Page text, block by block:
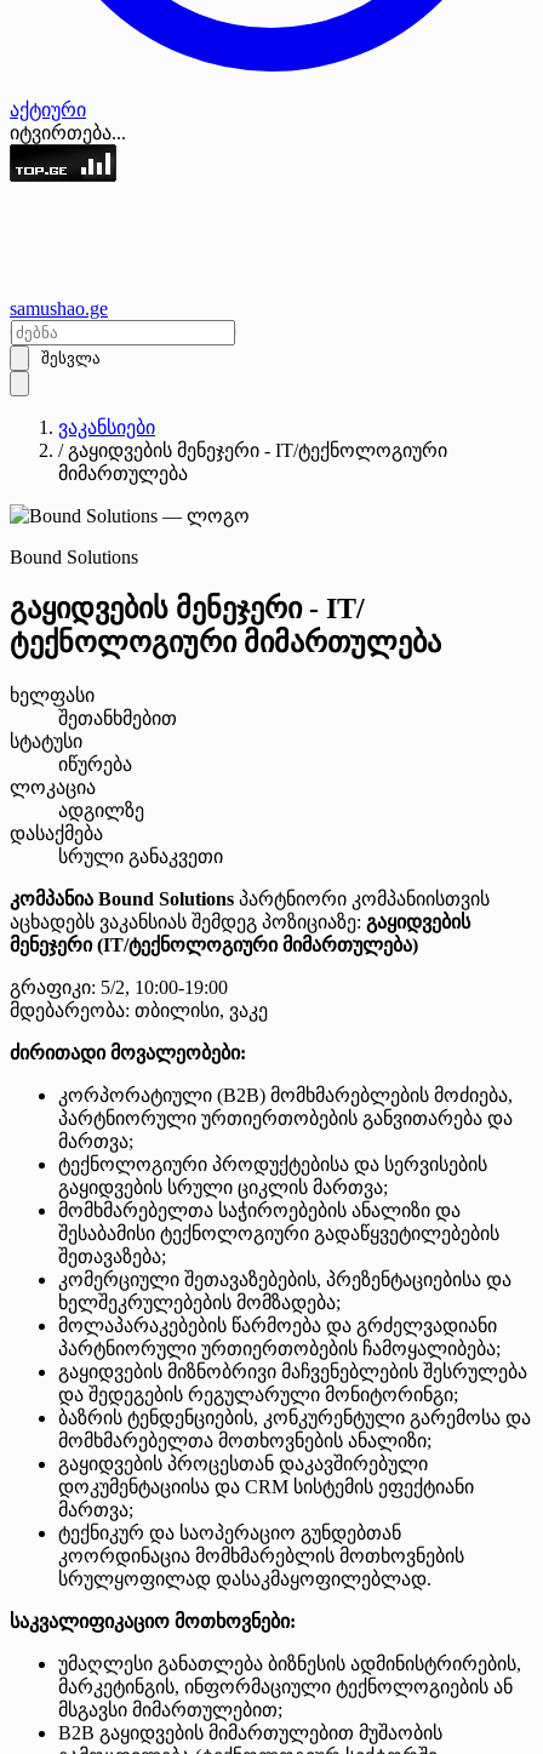
აქტიური
იტვირთება...
samushao.ge
შესვლა
ვაკანსიები
/ გაყიდვების მენეჯერი - IT/ტექნოლოგიური
მიმართულება
Bound Solutions
გაყიდვების მენეჯერი - IT/
ტექნოლოგიური მიმართულება
ხელფასი
შეთანხმებით
სტატუსი
იწურება
ლოკაცია
ადგილზე
დასაქმება
სრული განაკვეთი
კომპანია Bound Solutions პარტნიორი კომპანიისთვის
აცხადებს ვაკანსიას შემდეგ პოზიციაზე: გაყიდვების
მენეჯერი (IT/ტექნოლოგიური მიმართულება)
გრაფიკი: 5/2, 10:00-19:00
მდებარეობა: თბილისი, ვაკე
ძირითადი მოვალეობები:
კორპორატიული (B2B) მომხმარებლების მოძიება,
პარტნიორული ურთიერთობების განვითარება და
მართვა;
ტექნოლოგიური პროდუქტებისა და სერვისების
გაყიდვების სრული ციკლის მართვა;
მომხმარებელთა საჭიროებების ანალიზი და
შესაბამისი ტექნოლოგიური გადაწყვეტილებების
შეთავაზება;
კომერციული შეთავაზებების, პრეზენტაციებისა და
ხელშეკრულებების მომზადება;
მოლაპარაკებების წარმოება და გრძელვადიანი
პარტნიორული ურთიერთობების ჩამოყალიბება;
გაყიდვების მიზნობრივი მაჩვენებლების შესრულება
და შედეგების რეგულარული მონიტორინგი;
ბაზრის ტენდენციების, კონკურენტული გარემოსა და
მომხმარებელთა მოთხოვნების ანალიზი;
გაყიდვების პროცესთან დაკავშირებული
დოკუმენტაციისა და CRM სისტემის ეფექტიანი
მართვა;
ტექნიკურ და საოპერაციო გუნდებთან
კოორდინაცია მომხმარებლის მოთხოვნების
სრულყოფილად დასაკმაყოფილებლად.
საკვალიფიკაციო მოთხოვნები:
უმაღლესი განათლება ბიზნესის ადმინისტრირების,
მარკეტინგის, ინფორმაციული ტექნოლოგიების ან
მსგავსი მიმართულებით;
B2B გაყიდვების მიმართულებით მუშაობის